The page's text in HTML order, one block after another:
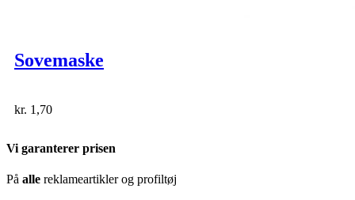
Sovemaske
kr. 1,70
Vi garanterer prisen
På alle reklameartikler og profiltøj